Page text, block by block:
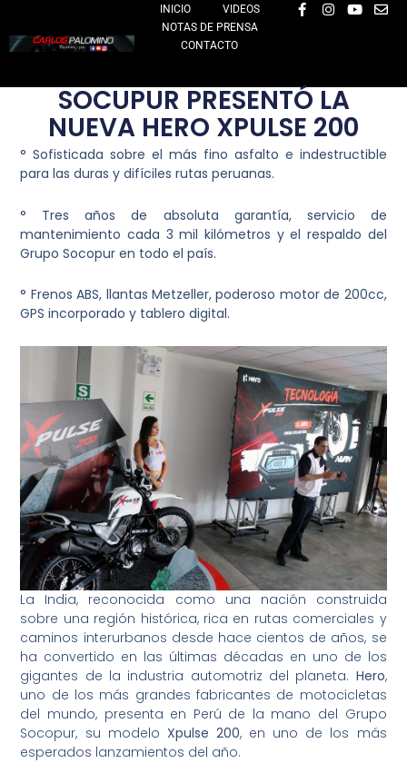
al
contenido
INICIO
VIDEOS
NOTAS DE PRENSA
CONTACTO
F
a
o
k
-
f
I
n
r
a
m
Y
o
e
E
n
p
SOCUPUR PRESENTÓ LA
NUEVA HERO XPULSE 200
° Sofisticada sobre el más fino asfalto e indestructible
para las duras y difíciles rutas peruanas.
° Tres años de absoluta garantía, servicio de
mantenimiento cada 3 mil kilómetros y el respaldo del
Grupo Socopur en todo el país.
° Frenos ABS, llantas Metzeller, poderoso motor de 200cc,
GPS incorporado y tablero digital.
La India, reconocida como una nación construida
sobre una región histórica, rica en rutas comerciales y
caminos interurbanos desde hace cientos de años, se
ha convertido en las últimas décadas en uno de los
gigantes de la industria automotriz del planeta. Hero,
uno de los más grandes fabricantes de motocicletas
del mundo, presenta en Perú de la mano del Grupo
Socopur, su modelo Xpulse 200, en uno de los más
esperados lanzamientos del año.